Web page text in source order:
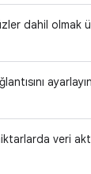
dahil
veri